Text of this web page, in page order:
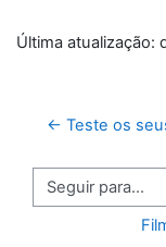
Última atualização:
← Teste os
Seguir para...